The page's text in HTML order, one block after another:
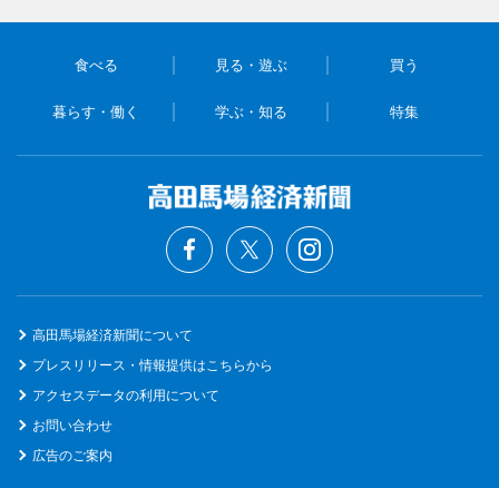
食べる 見る・遊ぶ 買う
暮らす・働く 学ぶ・知る 特集
高田馬場経済新聞について
プレスリリース・情報提供はこちらから
アクセスデータの利用について
お問い合わせ
広告のご案内